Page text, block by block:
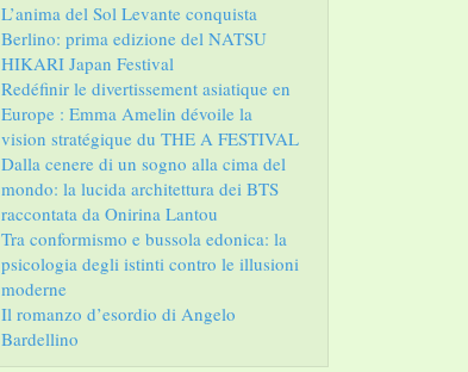
L’anima del Sol Levante conquista
Berlino: prima edizione del NATSU
HIKARI Japan Festival
Redéfinir le divertissement asiatique en
Europe : Emma Amelin dévoile la
vision stratégique du THE A FESTIVAL
Dalla cenere di un sogno alla cima del
mondo: la lucida architettura dei BTS
raccontata da Onirina Lantou
Tra conformismo e bussola edonica: la
psicologia degli istinti contro le illusioni
moderne
Il romanzo d’esordio di Angelo
Bardellino